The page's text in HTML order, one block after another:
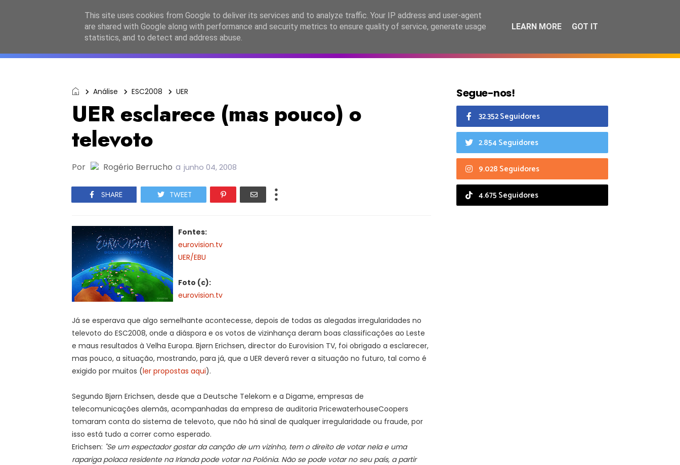
ESC2027 JESC2026 FC2026 EASC2026 PORTUGAL LANÇAMENTOS ESPECIAIS CALENDÁRIO
Análise ESC2008 UER
UER esclarece (mas pouco) o
televoto
Por Rogério Berrucho a junho 04, 2008
SHARE TWEET
Fontes:
eurovision.tv
UER/EBU
Foto (c):
eurovision.tv
Já se esperava que algo semelhante acontecesse, depois de todas as alegadas irregularidades no
televoto do ESC2008, onde a diáspora e os votos de vizinhança deram boas classificações ao Leste
e maus resultados à Velha Europa. Bjørn Erichsen, director do Eurovision TV, foi obrigado a esclarecer,
mas pouco, a situação, mostrando, para já, que a UER deverá rever a situação no futuro, tal como é
exigido por muitos (ler propostas aqui).
Segundo Bjørn Erichsen, desde que a Deutsche Telekom e a Digame, empresas de
telecomunicações alemãs, acompanhadas da empresa de auditoria PricewaterhouseCoopers
tomaram conta do sistema de televoto, que não há sinal de qualquer irregularidade ou fraude, por
isso está tudo a correr como esperado.
Erichsen: "Se um espectador gostar da canção de um vizinho, tem o direito de votar nela e uma
rapariga polaca residente na Irlanda pode votar na Polónia. Não se pode votar no seu país, a partir
Segue-nos!
32.352 Seguidores
2.854 Seguidores
9.028 Seguidores
4.675 Seguidores
This site uses cookies from Google to deliver its services and to analyze traffic. Your IP address and user-agent
are shared with Google along with performance and security metrics to ensure quality of service, generate usage
statistics, and to detect and address abuse.
LEARN MORE GOT IT